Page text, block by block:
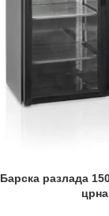
Барска разлада